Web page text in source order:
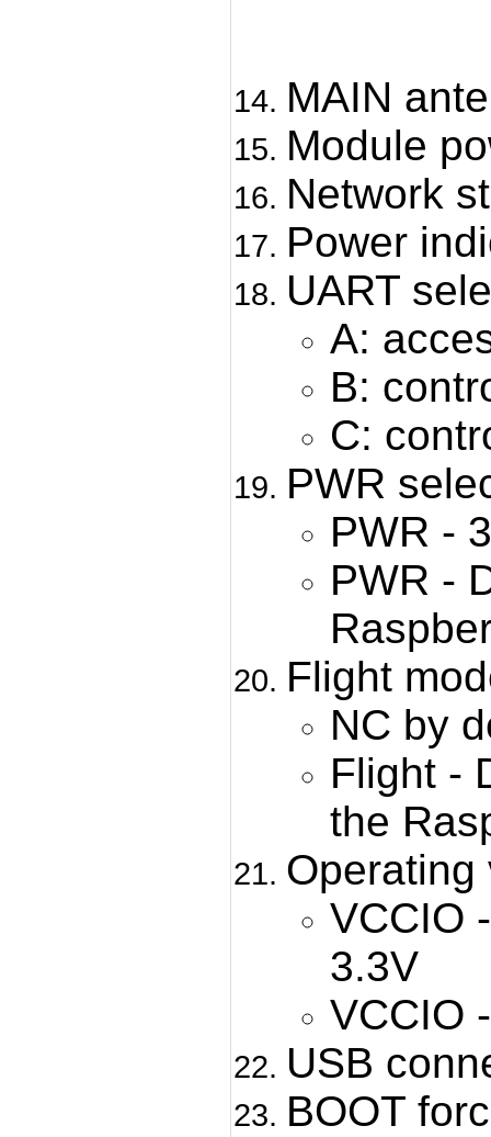
MAIN
Module
Network
Power
UART
A:
B:
C:
PWR
PWR -
PWR -
Flight
NC by
Flight -
the
Operating
VCCIO
3.3V
VCCIO
USB
BOOT